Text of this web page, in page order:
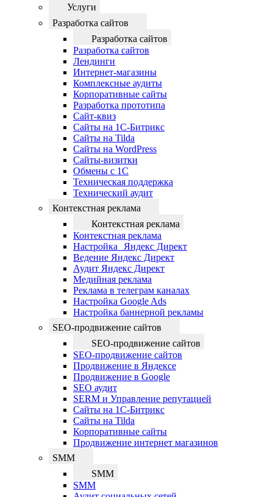
Услуги
Разработка сайтов
Разработка сайтов
Разработка сайтов
Лендинги
Интернет-магазины
Комплексные аудиты
Корпоративные сайты
Разработка прототипа
Сайт-квиз
Сайты на 1С-Битрикс
Сайты на Tilda
Сайты на WordPress
Сайты-визитки
Обмены с 1С
Техническая поддержка
Технический аудит
Контекстная реклама
Контекстная реклама
Контекстная реклама
Настройка Яндекс Директ
Ведение Яндекс Директ
Аудит Яндекс Директ
Медийная реклама
Реклама в телеграм каналах
Настройка Google Ads
Настройка баннерной рекламы
SEO-продвижение сайтов
SEO-продвижение сайтов
SEO-продвижение сайтов
Продвижение в Яндексе
Продвижение в Google
SEO аудит
SERM и Управление репутацией
Сайты на 1С-Битрикс
Сайты на Tilda
Корпоративные сайты
Продвижение интернет магазинов
SMM
SMM
SMM